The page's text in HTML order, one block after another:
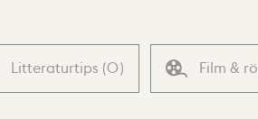
Litteraturtips (0) Film &